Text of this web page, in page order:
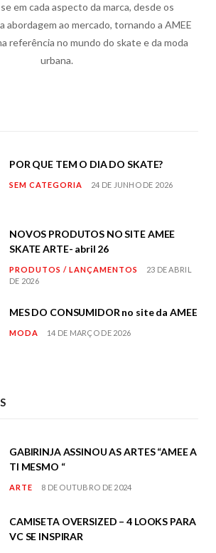
em cada aspecto da marca, desde os
abordagem ao mercado, tornando a AMEE
referência no mundo do skate e da moda
urbana.
POR QUE TEM O DIA DO SKATE?
SEM CATEGORIA 24 DE JUNHO DE 2026
NOVOS PRODUTOS NO SITE AMEE
SKATE ARTE- abril 26
PRODUTOS / LANÇAMENTOS
23 DE ABRIL
DE 2026
MES DO CONSUMIDOR no site da AMEE
MODA 14 DE MARÇO DE 2026
GABIRINJA ASSINOU AS ARTES “AMEE A
TI MESMO “
ARTE 8 DE OUTUBRO DE 2024
CAMISETA OVERSIZED – 4 LOOKS PARA
VC SE INSPIRAR